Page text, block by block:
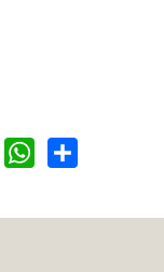
PinterestWhatsApp